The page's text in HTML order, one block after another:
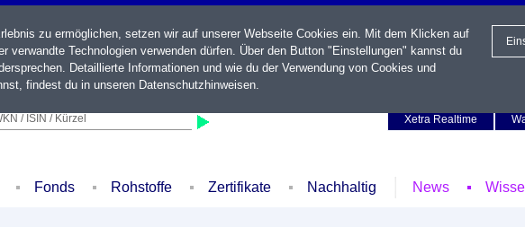
/ ISIN / Kürzel
Xetra Realtime
Fonds Rohstoffe Zertifikate Nachhaltig News
zu ermöglichen, setzen wir auf unserer Webseite Cookies ein. Mit dem Klicken auf
Technologien verwenden dürfen. Über den Button "Einstellungen" kannst du
Detaillierte Informationen und wie du der Verwendung von Cookies und
findest du in unseren Datenschutzhinweisen.